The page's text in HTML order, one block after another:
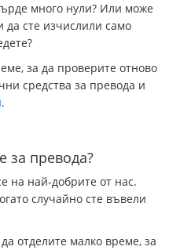
много нули? Или може
да сте изчислили само
за да проверите отново
средства за превода и
.
за превода?
на най-добрите от нас.
случайно сте въвели
отделите малко време, за